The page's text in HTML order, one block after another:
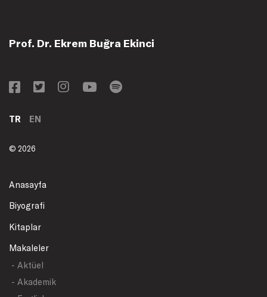
Prof. Dr. Ekrem Buğra Ekinci
TR EN
© 2026
Anasayfa
Biyografi
Kitaplar
Makaleler
- Aktüel
- Akademik